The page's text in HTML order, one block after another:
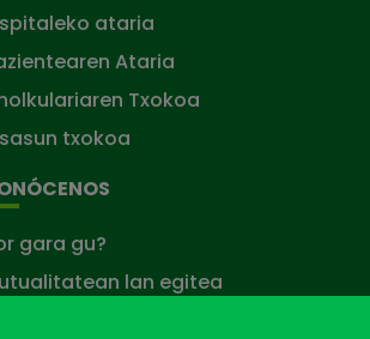
ataria
Ataria
Txokoa
txokoa
gara gu?
lan egitea